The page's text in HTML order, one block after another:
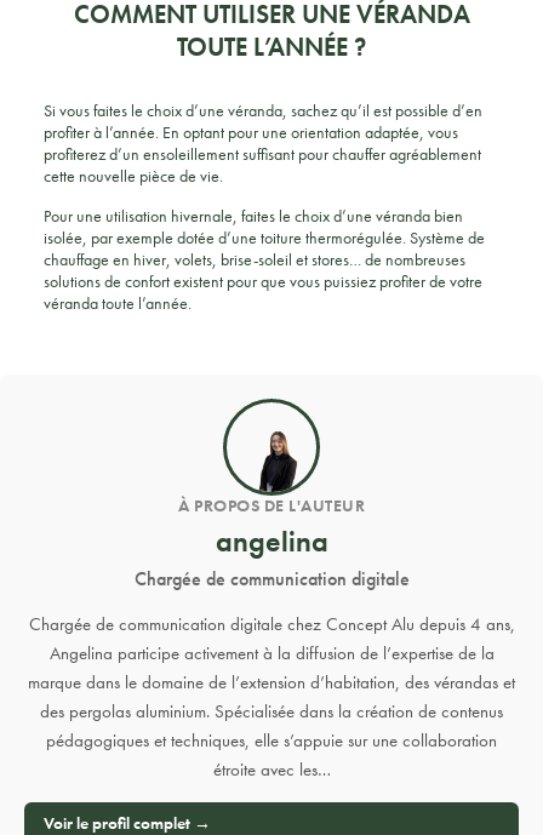
COMMENT UTILISER UNE VÉRANDA
TOUTE L’ANNÉE ?
Si vous faites le choix d’une véranda, sachez qu’il est possible d’en
profiter à l’année. En optant pour une orientation adaptée, vous
profiterez d’un ensoleillement suffisant pour chauffer agréablement
cette nouvelle pièce de vie.
Pour une utilisation hivernale, faites le choix d’une véranda bien
isolée, par exemple dotée d’une toiture thermorégulée. Système de
chauffage en hiver, volets, brise-soleil et stores… de nombreuses
solutions de confort existent pour que vous puissiez profiter de votre
véranda toute l’année.
À PROPOS DE L'AUTEUR
angelina
Chargée de communication digitale
Chargée de communication digitale chez Concept Alu depuis 4 ans,
Angelina participe activement à la diffusion de l’expertise de la
marque dans le domaine de l’extension d’habitation, des vérandas et
des pergolas aluminium. Spécialisée dans la création de contenus
pédagogiques et techniques, elle s’appuie sur une collaboration
étroite avec les…
Voir le profil complet →